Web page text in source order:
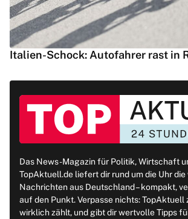
Italien-Schock: Autofahrer rast in
Das News-Magazin für Politik, Wirtschaft
TopAktuell.de liefert dir rund um die Uhr
Nachrichten aus Deutschland – kompakt,
auf den Punkt. Verpasse nichts: TopAktuell
wirklich zählt, und gibt dir wertvolle Tipps